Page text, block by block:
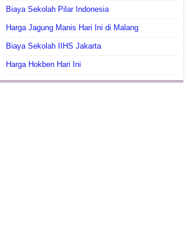
Biaya Sekolah Pilar Indonesia
Harga Jagung Manis Hari Ini di Malang
Biaya Sekolah IIHS Jakarta
Harga Hokben Hari Ini